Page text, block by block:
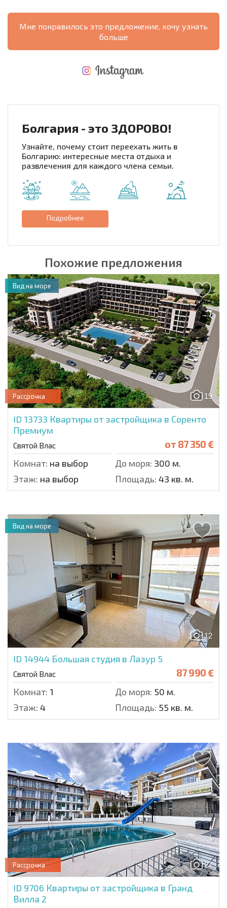
Мне понравилось это предложение, хочу узнать
больше
Болгария - это ЗДОРОВО!
Узнайте, почему стоит переехать жить в
Болгарию: интересные места отдыха и
развлечения для каждого члена семьи.
Подробнее
Похожие предложения
19
Рассрочка
ID 13733 Квартиры от застройщика в Соренто
Премиум
Святой Влас от 87 350 €
Комнат: на выбор До моря: 300 м.
Этаж: на выбор Площадь: 43 кв. м.
Вид на море
12
ID 14944 Большая студия в Лазур 5
Святой Влас 87 990 €
Комнат: 1 До моря: 50 м.
Этаж: 4 Площадь: 55 кв. м.
Вид на море
27
Рассрочка
ID 9706 Квартиры от застройщика в Гранд
Вилла 2